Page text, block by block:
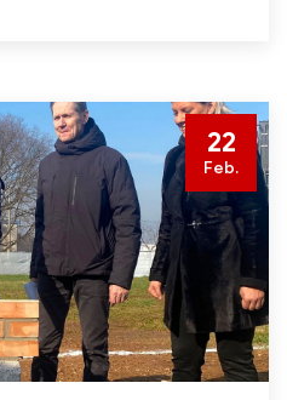
22
Feb.